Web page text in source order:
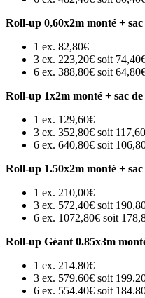
Roll-up 0,60x2m monté +
1 ex. 82,80€
3 ex. 223,20€ soit
6 ex. 388,80€ soit
Roll-up 1x2m monté + sac
1 ex. 129,60€
3 ex. 352,80€ soit
6 ex. 640,80€ soit
Roll-up 1.50x2m monté +
1 ex. 210,00€
3 ex. 572,40€ soit
6 ex. 1072,80€ soit
Roll-up Géant 0.85x3m
1 ex. 214.80€
3 ex. 579.60€ soit
6 ex. 554.40€ soit